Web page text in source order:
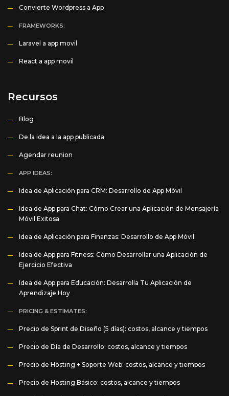
Convierte Wordpress a App
FRAMEWORKS:
Laravel a app movil
React a app movil
Recursos
Blog
De la idea a la app publicada
Agendar reunion
APP IDEAS:
Idea de Aplicación para CRM: Desarrollo de App Móvil
Idea de App para Chat: Cómo Crear una Aplicación de Mensajería
Móvil Exitosa
Idea de Aplicación para Finanzas: Desarrollo de App Móvil
Idea de App para Fitness: Cómo Desarrollar una Aplicación de
Ejercicio Efectiva
Idea de App para Educación: Desarrolla Tu Aplicación de
Aprendizaje Hoy
PRICING & ESTIMATES:
Precio de Sprint de Diseño (5 días): costos, alcance y tiempos
Precio de Día de Desarrollo: costos, alcance y tiempos
Precio de Hosting + Soporte Web: costos, alcance y tiempos
Precio de Hosting Básico: costos, alcance y tiempos